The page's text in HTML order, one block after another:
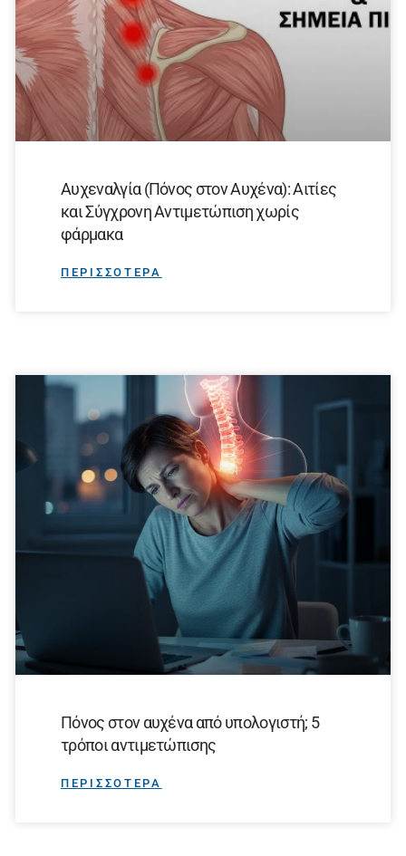
Αυχεναλγία (Πόνος στον Αυχένα): Αιτίες
και Σύγχρονη Αντιμετώπιση χωρίς
φάρμακα
ΠΕΡΙΣΣΟΤΕΡΑ
Πόνος στον αυχένα από υπολογιστή; 5
τρόποι αντιμετώπισης
ΠΕΡΙΣΣΟΤΕΡΑ